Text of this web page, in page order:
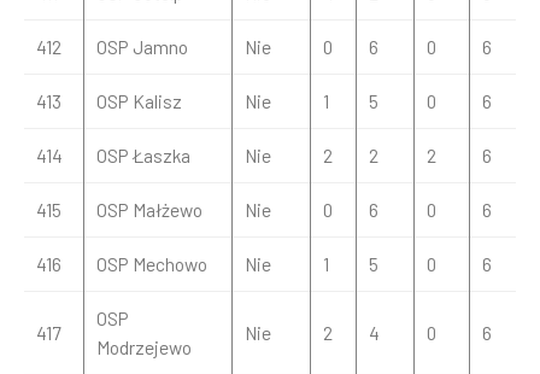
412 OSP Jamno Nie 0 6 0 6
413 OSP Kalisz Nie 1 5 0 6
414 OSP Łaszka Nie 2 2 2 6
415 OSP Małżewo Nie 0 6 0 6
416 OSP Mechowo Nie 1 5 0 6
417
OSP
Modrzejewo
Nie 2 4 0 6